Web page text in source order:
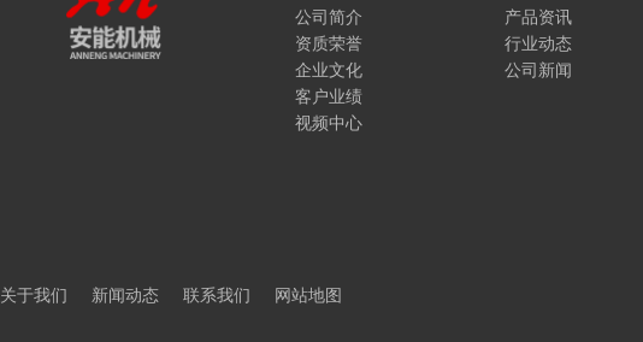
公司简介
资质荣誉
企业文化
客户业绩
视频中心
产品资讯
行业动态
公司新闻
关于我们 新闻动态 联系我们 网站地图